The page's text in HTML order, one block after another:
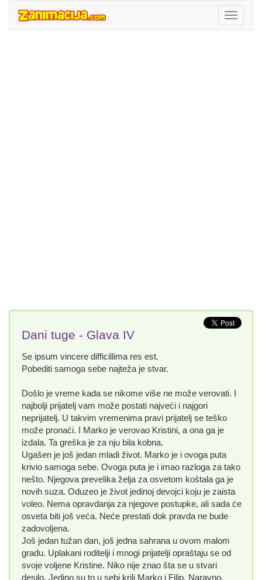
Dani tuge - Glava IV
Se ipsum vincere difficillima res est.
Pobediti samoga sebe najteža je stvar.
Došlo je vreme kada se nikome više ne može verovati. I
najbolji prijatelj vam može postati najveći i najgori
neprijatelj. U takvim vremenima pravi prijatelj se teško
može pronaći. I Marko je verovao Kristini, a ona ga je
izdala. Ta greška je za nju bila kobna.
Ugašen je još jedan mladi život. Marko je i ovoga puta
krivio samoga sebe. Ovoga puta je i imao razloga za tako
nešto. Njegova prevelika želja za osvetom koštala ga je
novih suza. Oduzeo je život jedinoj devojci koju je zaista
voleo. Nema opravdanja za njegove postupke, ali sada će
osveta biti još veća. Neće prestati dok pravda ne bude
zadovoljena.
Još jedan tužan dan, još jedna sahrana u ovom malom
gradu. Uplakani roditelji i mnogi prijatelji opraštaju se od
svoje voljene Kristine. Niko nije znao šta se u stvari
desilo. Jedino su to u sebi krili Marko i Filip. Naravno,